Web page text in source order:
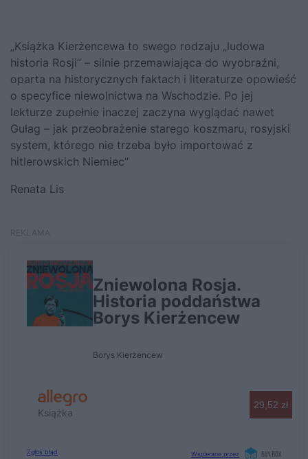
„Książka Kierżencewa to swego rodzaju „ludowa
historia Rosji” – silnie przemawiająca do wyobraźni,
oparta na historycznych faktach i literaturze opowieść
o specyfice niewolnictwa na Wschodzie. Po jej
lekturze zupełnie inaczej zaczyna wyglądać nawet
Gułag – jak przeobrażenie starego koszmaru, rosyjski
system, którego nie trzeba było importować z
hitlerowskich Niemiec”
Renata Lis